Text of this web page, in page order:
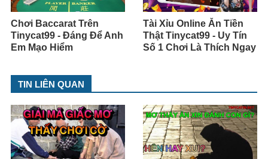
Chơi Baccarat Trên
Tinycat99 - Đáng Để Anh
Em Mạo Hiểm
Tài Xỉu Online Ăn Tiền
Thật Tinycat99 - Uy Tín
Số 1 Chơi Là Thích Ngay
TIN LIÊN QUAN